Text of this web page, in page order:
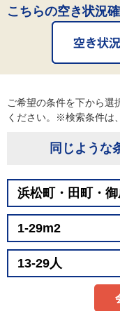
こちらの空き状況
ご希望の条件を下から選
ください。※検索条件は
同じような